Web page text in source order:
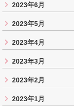
2023年6月
2023年5月
2023年4月
2023年3月
2023年2月
2023年1月